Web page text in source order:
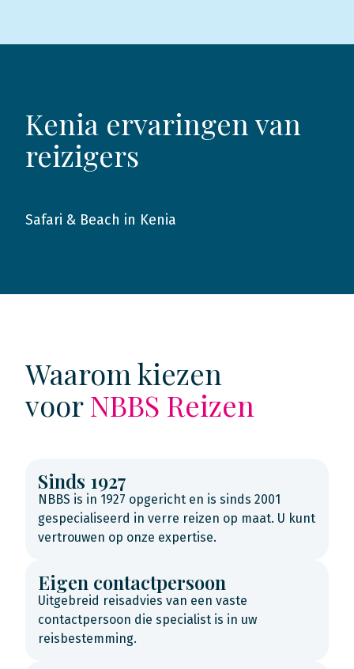
Kenia ervaringen van
reizigers
2019
Safari & Beach in Kenia
Waarom kiezen
voorNBBS Reizen
Sinds 1927
NBBS is in 1927 opgericht en is sinds 2001
gespecialiseerd in verre reizen op maat. U kunt
vertrouwen op onze expertise.
Eigen contactpersoon
Uitgebreid reisadvies van een vaste
contactpersoon die specialist is in uw
reisbestemming.